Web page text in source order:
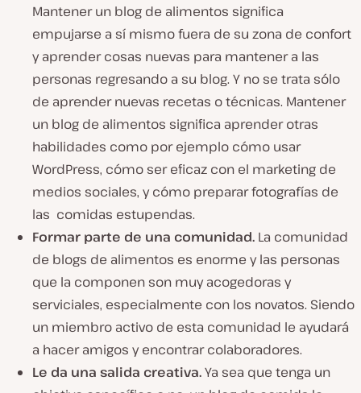
Mantener un blog de alimentos significa
empujarse a sí mismo fuera de su zona de confort
y aprender cosas nuevas para mantener a las
personas regresando a su blog. Y no se trata sólo
de aprender nuevas recetas o técnicas. Mantener
un blog de alimentos significa aprender otras
habilidades como por ejemplo cómo usar
WordPress, cómo ser eficaz con el marketing de
medios sociales, y cómo preparar fotografías de
las comidas estupendas.
Formar parte de una comunidad. La comunidad
de blogs de alimentos es enorme y las personas
que la componen son muy acogedoras y
serviciales, especialmente con los novatos. Siendo
un miembro activo de esta comunidad le ayudará
a hacer amigos y encontrar colaboradores.
Le da una salida creativa.Ya sea que tenga un